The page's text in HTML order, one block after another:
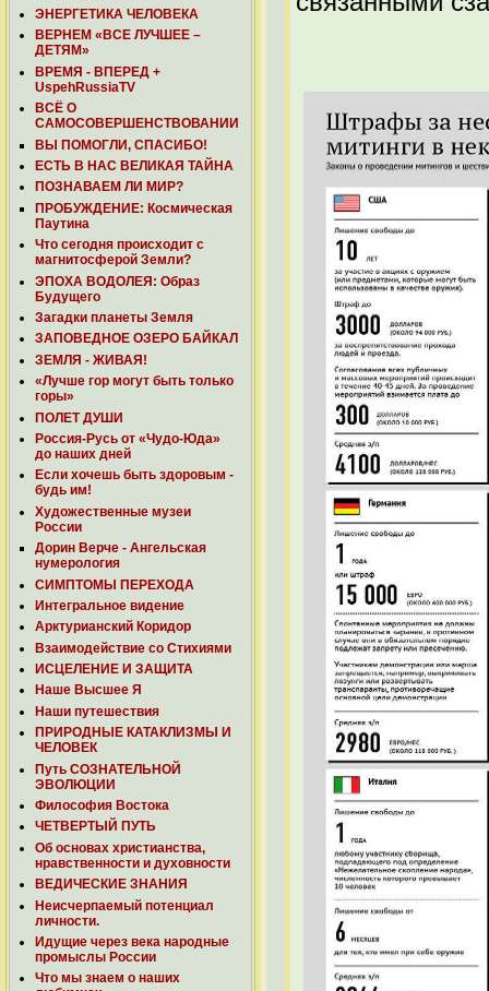
ЭНЕРГЕТИКА ЧЕЛОВЕКА
ВЕРНЕМ «ВСЕ ЛУЧШЕЕ –
ДЕТЯМ»
ВРЕМЯ - ВПЕРЕД +
UspehRussiaTV
ВСЁ О
САМОСОВЕРШЕНСТВОВАНИИ
ВЫ ПОМОГЛИ, СПАСИБО!
ЕСТЬ В НАС ВЕЛИКАЯ ТАЙНА
ПОЗНАВАЕМ ЛИ МИР?
ПРОБУЖДЕНИЕ: Космическая
Паутина
Что сегодня происходит с
магнитосферой Земли?
ЭПОХА ВОДОЛЕЯ: Образ
Будущего
Загадки планеты Земля
ЗАПОВЕДНОЕ ОЗЕРО БАЙКАЛ
ЗЕМЛЯ - ЖИВАЯ!
«Лучше гор могут быть только
горы»
ПОЛЕТ ДУШИ
Россия-Русь от «Чудо-Юда»
до наших дней
Если хочешь быть здоровым -
будь им!
Художественные музеи
России
Дорин Верче - Ангельская
нумерология
СИМПТОМЫ ПЕРЕХОДА
Интегральное видение
Арктурианский Коридор
Взаимодействие со Стихиями
ИСЦЕЛЕНИЕ И ЗАЩИТА
Наше Высшее Я
Наши путешествия
ПРИРОДНЫЕ КАТАКЛИЗМЫ И
ЧЕЛОВЕК
Путь СОЗНАТЕЛЬНОЙ
ЭВОЛЮЦИИ
Философия Востока
ЧЕТВЕРТЫЙ ПУТЬ
Об основах христианства,
нравственности и духовности
ВЕДИЧЕСКИЕ ЗНАНИЯ
Неисчерпаемый потенциал
личности.
Идущие через века народные
промыслы России
Что мы знаем о наших